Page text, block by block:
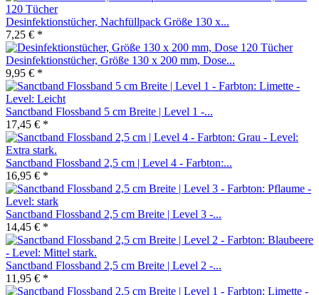
Desinfektionstücher, Nachfüllpack Größe 130 x...
7,25 € *
Desinfektionstücher, Größe 130 x 200 mm, Dose...
9,95 € *
Sanctband Flossband 5 cm Breite | Level 1 -...
17,45 € *
Sanctband Flossband 2,5 cm | Level 4 - Farbton:...
16,95 € *
Sanctband Flossband 2,5 cm Breite | Level 3 -...
14,45 € *
Sanctband Flossband 2,5 cm Breite | Level 2 -...
11,95 € *